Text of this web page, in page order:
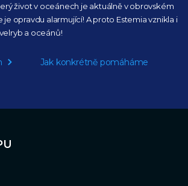
život v oceánech je aktuálněv obrovském
je opravdu alarmující! A proto Estemia vznikla i
a oceánů!
Jak konkrétně pomáháme